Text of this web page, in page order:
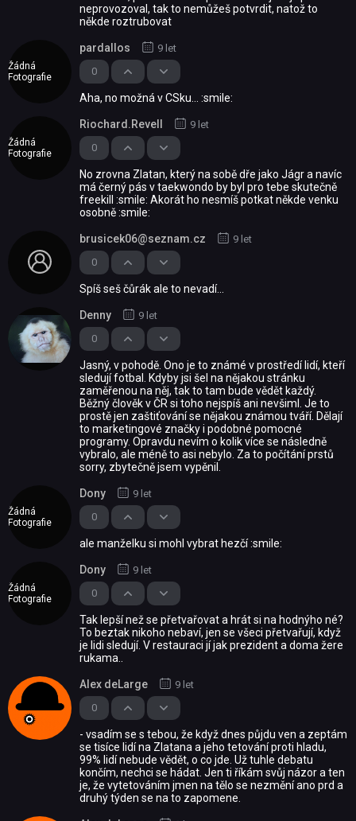
neprovozoval, tak to nemůžeš potvrdit, natož to
někde roztrubovat
Žádná
Fotografie
0
pardallos 9 let
Aha, no možná v CSku... :smile:
Žádná
Fotografie
0
Riochard.Revell 9 let
No zrovna Zlatan, který na sobě dře jako Jágr a navíc
má černý pás v taekwondo by byl pro tebe skutečně
freekill :smile: Akorát ho nesmíš potkat někde venku
osobně :smile:
0
brusicek06@seznam.cz 9 let
Spíš seš čůrák ale to nevadí...
0
Denny 9 let
Jasný, v pohodě. Ono je to známé v prostředí lidí, kteří
sledují fotbal. Kdyby jsi šel na nějakou stránku
zaměřenou na něj, tak to tam bude vědět každý.
Běžný člověk v ČR si toho nejspíš ani nevšiml. Je to
prostě jen zaštiťování se nějakou známou tváří. Dělají
to marketingové značky i podobné pomocné
programy. Opravdu nevím o kolik více se následně
vybralo, ale méně to asi nebylo. Za to počítání prstů
sorry, zbytečně jsem vypěnil.
Žádná
Fotografie
0
Dony 9 let
ale manželku si mohl vybrat hezčí :smile:
Žádná
Fotografie
0
Dony 9 let
Tak lepší než se přetvařovat a hrát si na hodnýho né?
To beztak nikoho nebaví, jen se všeci přetvařují, když
je lidi sledují. V restauraci jí jak prezident a doma žere
rukama..
0
Alex deLarge 9 let
- vsadím se s tebou, že když dnes půjdu ven a zeptám
se tisíce lidí na Zlatana a jeho tetování proti hladu,
99% lidí nebude vědět, o co jde. Už tuhle debatu
končím, nechci se hádat. Jen ti říkám svůj názor a ten
je, že vytetováním jmen na tělo se nezmění ano prd a
druhý týden se na to zapomene.